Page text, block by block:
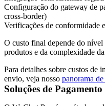
Configuração do gateway de
cross-border)
Verificações de conformidade
O custo final depende do nível
produtos e da complexidade
Para detalhes sobre custos de
envio, veja nosso panorama
Soluções de Pagamento